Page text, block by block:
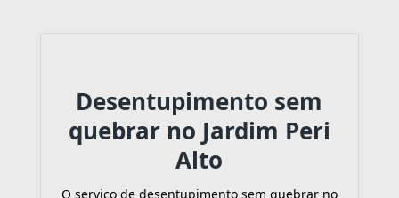
Desentupimento sem
quebrar no Jardim Peri
Alto
O serviço de desentupimento sem quebrar no